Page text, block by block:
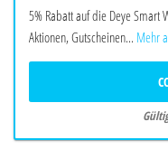
5% Rabatt auf die Deye
Aktionen, Gutscheinen... Mehr